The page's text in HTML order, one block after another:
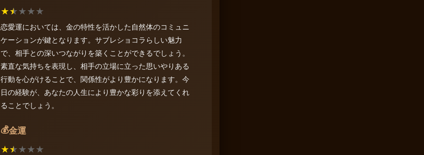
★★★★★
恋愛運においては、金の特性を活かした自然体のコミュニ
ケーションが鍵となります。サブレショコラらしい魅力
で、相手との深いつながりを築くことができるでしょう。
素直な気持ちを表現し、相手の立場に立った思いやりある
行動を心がけることで、関係性がより豊かになります。今
日の経験が、あなたの人生により豊かな彩りを添えてくれ
ることでしょう。
💰金運
★★★★★